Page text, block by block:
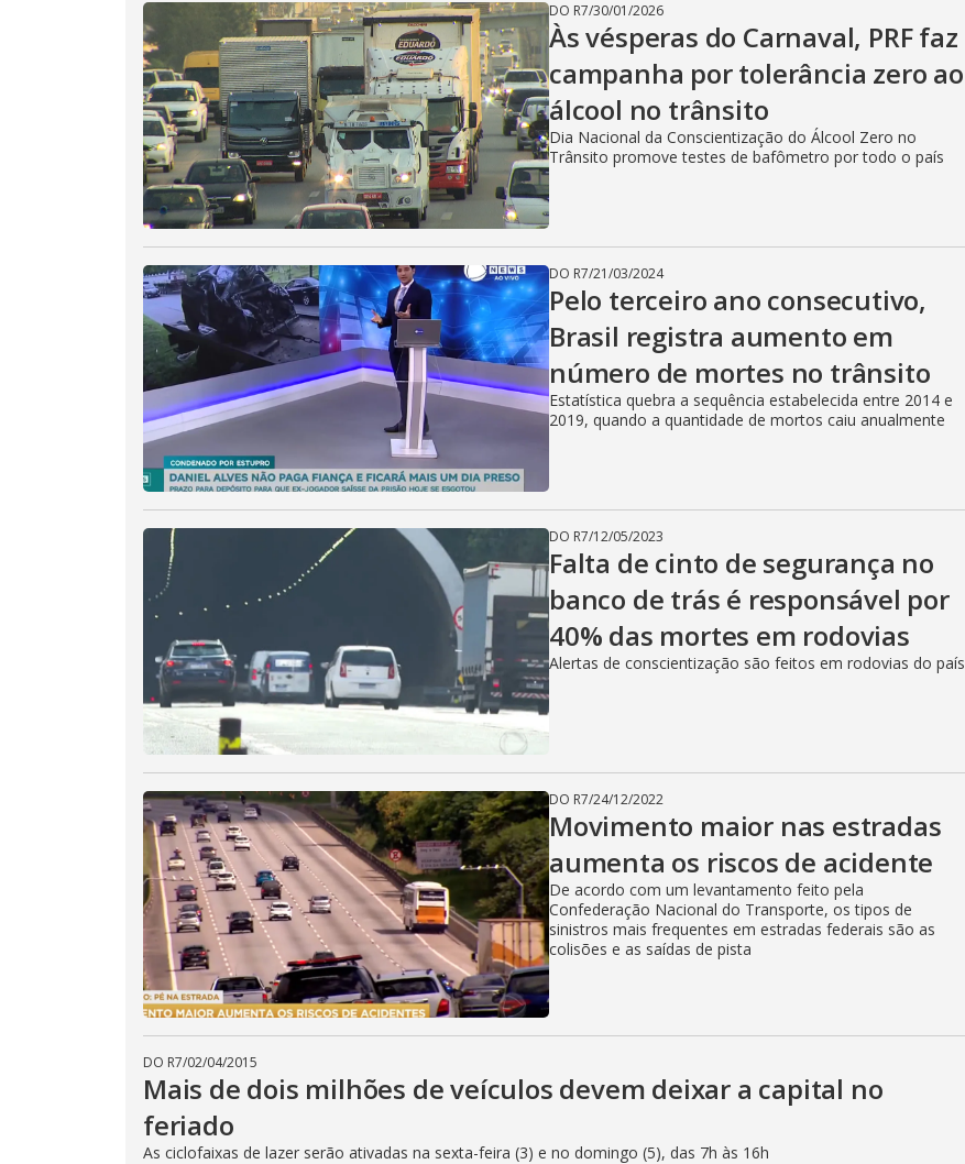
DO R7/30/01/2026
Às vésperas do Carnaval, PRF faz
campanha por tolerância zero ao
álcool no trânsito
Dia Nacional da Conscientização do Álcool Zero no
Trânsito promove testes de bafômetro por todo o país
DO R7/21/03/2024
Pelo terceiro ano consecutivo,
Brasil registra aumento em
número de mortes no trânsito
Estatística quebra a sequência estabelecida entre 2014 e
2019, quando a quantidade de mortos caiu anualmente
DO R7/12/05/2023
Falta de cinto de segurança no
banco de trás é responsável por
40% das mortes em rodovias
Alertas de conscientização são feitos em rodovias do país
DO R7/24/12/2022
Movimento maior nas estradas
aumenta os riscos de acidente
De acordo com um levantamento feito pela
Confederação Nacional do Transporte, os tipos de
sinistros mais frequentes em estradas federais são as
colisões e as saídas de pista
DO R7/02/04/2015
Mais de dois milhões de veículos devem deixar a capital no
feriado
As ciclofaixas de lazer serão ativadas na sexta-feira (3) e no domingo (5), das 7h às 16h